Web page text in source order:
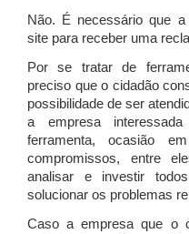
Não. É necessário que
site para receber uma
Por se tratar de
preciso que o cidadão
possibilidade de ser
a empresa
ferramenta, ocasião
compromissos, entre
analisar e investir
solucionar os problemas
Caso a empresa que o